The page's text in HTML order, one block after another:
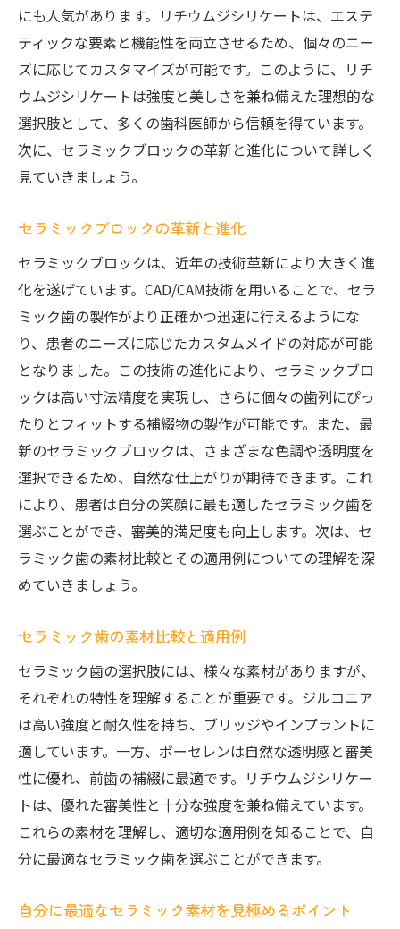
にも人気があります。リチウムジシリケートは、エステ
ティックな要素と機能性を両立させるため、個々のニー
ズに応じてカスタマイズが可能です。このように、リチ
ウムジシリケートは強度と美しさを兼ね備えた理想的な
選択肢として、多くの歯科医師から信頼を得ています。
次に、セラミックブロックの革新と進化について詳しく
見ていきましょう。
セラミックブロックの革新と進化
セラミックブロックは、近年の技術革新により大きく進
化を遂げています。CAD/CAM技術を用いることで、セラ
ミック歯の製作がより正確かつ迅速に行えるようにな
り、患者のニーズに応じたカスタムメイドの対応が可能
となりました。この技術の進化により、セラミックブロ
ックは高い寸法精度を実現し、さらに個々の歯列にぴっ
たりとフィットする補綴物の製作が可能です。また、最
新のセラミックブロックは、さまざまな色調や透明度を
選択できるため、自然な仕上がりが期待できます。これ
により、患者は自分の笑顔に最も適したセラミック歯を
選ぶことができ、審美的満足度も向上します。次は、セ
ラミック歯の素材比較とその適用例についての理解を深
めていきましょう。
セラミック歯の素材比較と適用例
セラミック歯の選択肢には、様々な素材がありますが、
それぞれの特性を理解することが重要です。ジルコニア
は高い強度と耐久性を持ち、ブリッジやインプラントに
適しています。一方、ポーセレンは自然な透明感と審美
性に優れ、前歯の補綴に最適です。リチウムジシリケー
トは、優れた審美性と十分な強度を兼ね備えています。
これらの素材を理解し、適切な適用例を知ることで、自
分に最適なセラミック歯を選ぶことができます。
自分に最適なセラミック素材を見極めるポイント